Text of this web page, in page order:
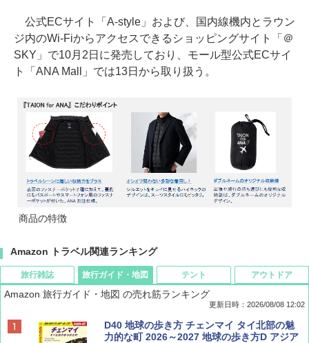
公式ECサイト「A-style」および、国内線機内とラウン
ジ内のWi-Fiからアクセスできるショッピングサイト「＠
SKY」で10月2日に発売しており、モール型公式ECサイ
ト「ANA Mall」では13日から取り扱う。
商品の特徴
Amazon トラベル関連ランキング
旅行雑誌
BE-PAL(ビ-パル) 2026年 9 月号【特別付録:
SOTO ミニマル"旅"財布 ランダム2種】
旅行ガイド・地図
Amazon 旅行ガイド・地図 の売れ筋ランキング
更新日時：2026/08/08 12:02
D40 地球の歩き方 チェンマイ タイ北部の魅
力的な町 2026～2027 地球の歩き方D アジア
テント アウトドア